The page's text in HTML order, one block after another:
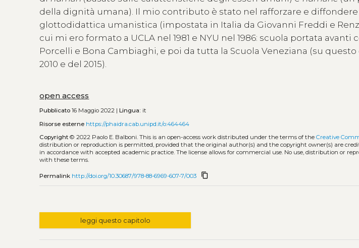
della dignità umana). Il mio contributo è stato nel rafforzare e diffondere
glottodidattica umanistica (impostata in Italia da Giovanni Freddi e
cui mi ero formato a UCLA nel 1981 e NYU nel 1986: scuola portata avanti
Porcelli e Bona Cambiaghi, e poi da tutta la Scuola Veneziana (su
2010 e del 2015).
open access
Pubblicato 16 Maggio 2022 |Lingua: it
Risorse esterne https://phaidra.cab.unipd.it/o:464464
Copyright © 2022 Paolo E. Balboni.This is an open-access work distributed under the terms of theCreative
distribution or reproduction is permitted, provided that the original author(s) and the copyright owner(s) are
in accordance with accepted academic practice. The license allows for commercial use. No use, distribution or
with these terms.
Permalink http://doi.org/10.30687/978-88-6969-607-7/003 content_copy
leggi questo capitolo